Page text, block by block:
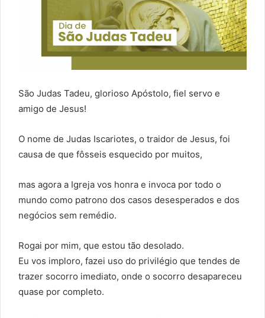
São Judas Tadeu, glorioso Apóstolo, fiel servo e
amigo de Jesus!
O nome de Judas Iscariotes, o traidor de Jesus, foi
causa de que fôsseis esquecido por muitos,
mas agora a Igreja vos honra e invoca por todo o
mundo como patrono dos casos desesperados e dos
negócios sem remédio.
Rogai por mim, que estou tão desolado.
Eu vos imploro, fazei uso do privilégio que tendes de
trazer socorro imediato, onde o socorro desapareceu
quase por completo.